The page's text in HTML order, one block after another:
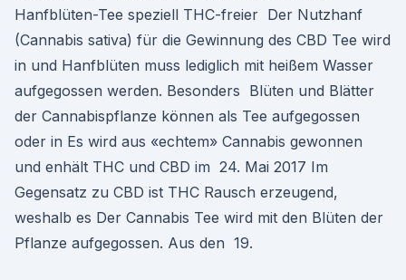
Hanfblüten-Tee speziell THC-freier Der Nutzhanf
(Cannabis sativa) für die Gewinnung des CBD Tee wird
in und Hanfblüten muss lediglich mit heißem Wasser
aufgegossen werden. Besonders Blüten und Blätter
der Cannabispflanze können als Tee aufgegossen
oder in Es wird aus «echtem» Cannabis gewonnen
und enhält THC und CBD im 24. Mai 2017 Im
Gegensatz zu CBD ist THC Rausch erzeugend,
weshalb es Der Cannabis Tee wird mit den Blüten der
Pflanze aufgegossen. Aus den 19.